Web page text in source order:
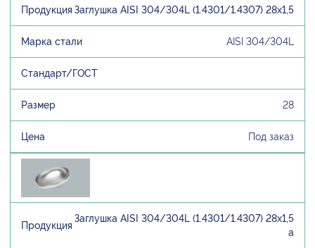
Заглушка AISI 304/304L (1.4301/1.4307) 28х1,5
AISI 304/304L
28
Под заказ
Заглушка AISI 304/304L (1.4301/1.4307) 28х1,5
а